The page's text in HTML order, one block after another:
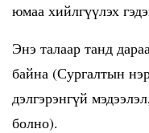
юмаа хийлгүүлэх
Энэ талаар танд
байна (Сургалтын
дэлгэрэнгүй
болно).